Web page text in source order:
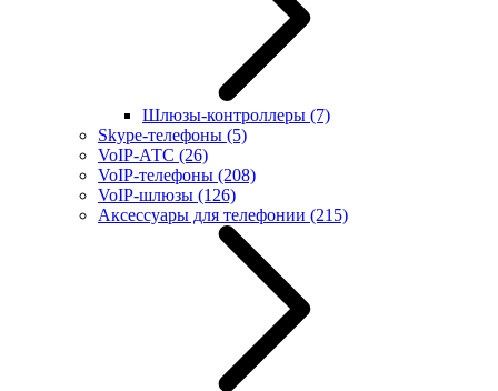
Шлюзы-контроллеры (7)
Skype-телефоны (5)
VoIP-АТС (26)
VoIP-телефоны (208)
VoIP-шлюзы (126)
Аксессуары для телефонии (215)